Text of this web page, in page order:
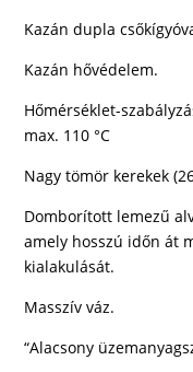
Kazán dupla
Kazán hővédelem.
Hőmérséklet-
max. 110 °C
Nagy tömör kerekek
Domborított lemezű
amely hosszú időn át
kialakulását.
Masszív váz.
“Alacsony